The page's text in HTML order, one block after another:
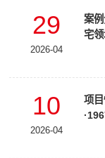
29
2026-04
案
宅领
10
2026-04
项